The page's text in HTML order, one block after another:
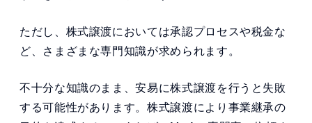
ただし、株式譲渡においては承認プロセスや税金な
ど、さまざまな専門知識が求められます。
不十分な知識のまま、安易に株式譲渡を行うと失敗
する可能性があります。株式譲渡により事業継承の